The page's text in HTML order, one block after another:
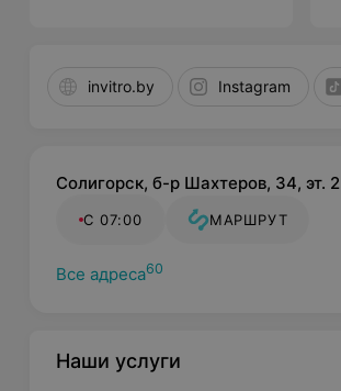
invitro.by Instagram
Солигорск, б-р Шахтеров, 34, эт. 2
С 07:00 МАРШРУТ
Все адреса60
Наши услуги